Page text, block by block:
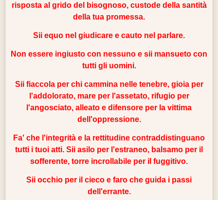
risposta al grido del bisognoso, custode della santità
della tua promessa.
Sii equo nel giudicare e cauto nel parlare.
Non essere ingiusto con nessuno e sii mansueto con
tutti gli uomini.
Sii fiaccola per chi cammina nelle tenebre, gioia per
l'addolorato, mare per l'assetato, rifugioper
l'angosciato, alleato e difensore per la vittima
dell'oppressione.
Fa' che l'integrità e la rettitudine contraddistinguano
tutti i tuoi atti. Sii asilo per l'estraneo, balsamo per il
sofferente, torre incrollabile per il fuggitivo.
Sii occhio per il cieco e faro che guida i passi
dell'errante.